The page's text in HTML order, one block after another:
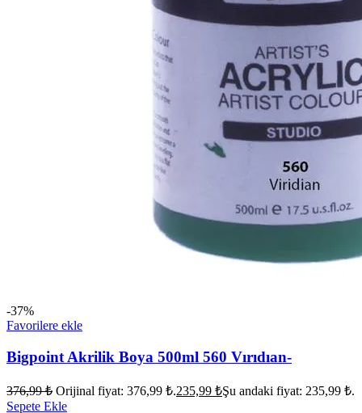
-37%
Favorilere ekle
Bigpoint Akrilik Boya 500ml 560 Vırıdıan-
376,99₺ Orijinal fiyat: 376,99 ₺.235,99 ₺Şu andaki fiyat: 235,99 ₺.
Sepete Ekle